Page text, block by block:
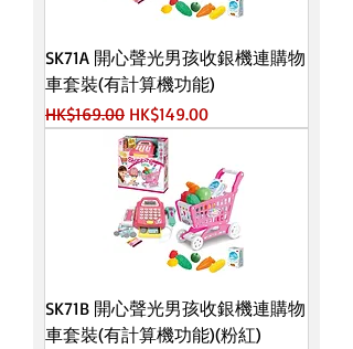
SK71A 開心聲光男孩收銀機連購物
車套裝(有計算機功能)
一般價格
HK$169.00 促銷價格
HK$149.00
SK71B 開心聲光男孩收銀機連購物
車套裝(有計算機功能)(粉紅)